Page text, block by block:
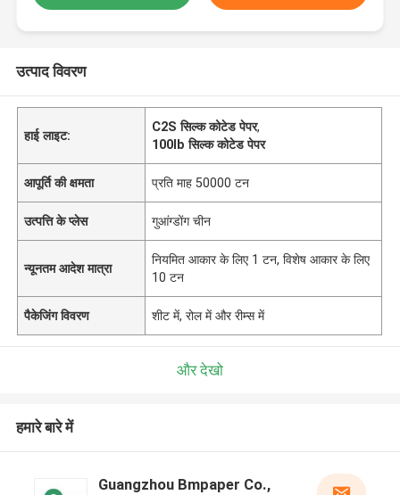
उत्पाद विवरण
हाई लाइट:
C2S सिल्क कोटेड पेपर,
100lb सिल्क कोटेड पेपर
आपूर्ति की क्षमता प्रति माह 50000 टन
उत्पत्ति के प्लेस गुआंग्डोंग चीन
न्यूनतम आदेश मात्रा
नियमित आकार के लिए 1 टन, विशेष आकार के लिए
10 टन
पैकेजिंग विवरण शीट में, रोल में और रीम्स में
और देखो
हमारे बारे में
Guangzhou Bmpaper Co.,